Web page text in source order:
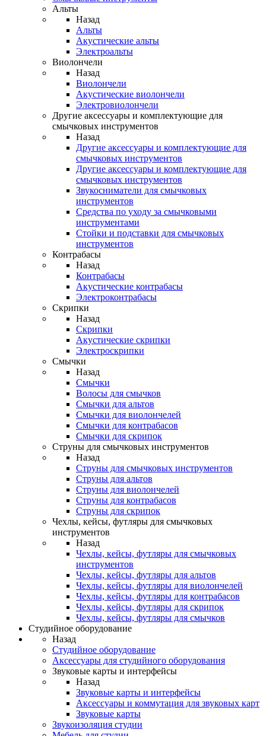
Альты
Назад
Альты
Акустические альты
Электроальты
Виолончели
Назад
Виолончели
Акустические виолончели
Электровиолончели
Другие аксессуары и комплектующие для
смычковых инструментов
Назад
Другие аксессуары и комплектующие для
смычковых инструментов
Другие аксессуары и комплектующие для
смычковых инструментов
Звукосниматели для смычковых
инструментов
Средства по уходу за смычковыми
инструментами
Стойки и подставки для смычковых
инструментов
Контрабасы
Назад
Контрабасы
Акустические контрабасы
Электроконтрабасы
Скрипки
Назад
Скрипки
Акустические скрипки
Электроскрипки
Смычки
Назад
Смычки
Волосы для смычков
Смычки для альтов
Смычки для виолончелей
Смычки для контрабасов
Смычки для скрипок
Струны для смычковых инструментов
Назад
Струны для смычковых инструментов
Струны для альтов
Струны для виолончелей
Струны для контрабасов
Струны для скрипок
Чехлы, кейсы, футляры для смычковых
инструментов
Назад
Чехлы, кейсы, футляры для смычковых
инструментов
Чехлы, кейсы, футляры для альтов
Чехлы, кейсы, футляры для виолончелей
Чехлы, кейсы, футляры для контрабасов
Чехлы, кейсы, футляры для скрипок
Чехлы, кейсы, футляры для смычков
Студийное оборудование
Назад
Студийное оборудование
Аксессуары для студийного оборудования
Звуковые карты и интерфейсы
Назад
Звуковые карты и интерфейсы
Аксессуары и коммутация для звуковых карт
Звуковые карты
Звукоизоляция студии